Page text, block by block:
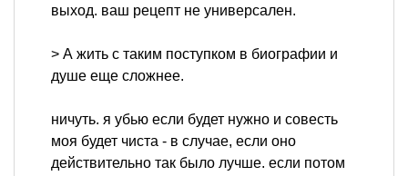
выход. ваш рецепт не универсален.
> А жить с таким поступком в биографии и
душе еще сложнее.
ничуть. я убью если будет нужно и совесть
моя будет чиста - в случае, если оно
действительно так было лучше. если потом